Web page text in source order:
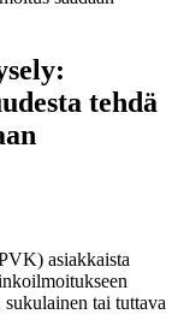
tehdä
asiakkaista
tai tuttava